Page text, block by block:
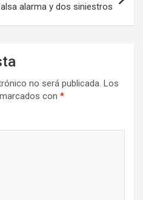
alarma y dos siniestros
no será publicada. Los
con *